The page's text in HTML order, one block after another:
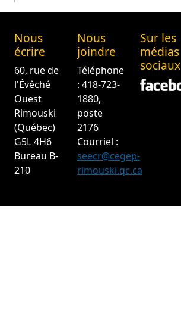
Nous
écrire
60, rue de
l'Évêché
Ouest
Rimouski
(Québec)
G5L 4H6
Bureau B-
210
Nous
joindre
Téléphone
: 418-723-
1880,
poste
2176
Courriel :
seecr@cegep-
rimouski.qc.ca
Sur les
médias
sociaux